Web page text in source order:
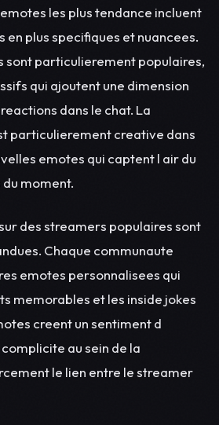
les plus tendance incluent
en plus specifiques et nuancees.
sont particulierement populaires,
qui ajoutent une dimension
dans le chat. La
particulierement creative dans
emotes qui captent l air du
moment.
des streamers populaires sont
Chaque communaute
emotes personnalisees qui
memorables et les inside jokes
creent un sentiment d
au sein de la
le lien entre le streamer